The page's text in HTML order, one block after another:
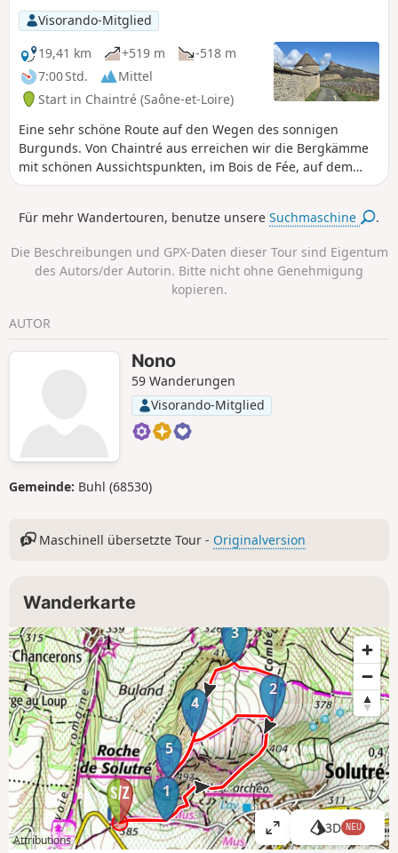
Visorando-Mitglied
19,41 km
+519 m
-518 m
7:00 Std.
Mittel
Start in Chaintré (Saône-et-Loire)
Eine sehr schöne Route auf den Wegen des sonnigen
Burgunds. Von Chaintré aus erreichen wir die Bergkämme
mit schönen Aussichtspunkten, im Bois de Fée, auf dem
Mont de Pouilly und in La Grange du Bois. Unterwegs
Château des Rontés, dem Château de Chasselas, dem
Für mehr Wandertouren, benutze unsereSuchmaschine .
Die Beschreibungen und GPX-Daten dieser Tour sind Eigentum
des Autors/der Autorin. Bitte nicht ohne Genehmigung
kopieren.
AUTOR
Nono
59 Wanderungen
Visorando-Mitglied
Gemeinde: Buhl (68530)
Maschinell übersetzte Tour - Originalversion
Wanderkarte
1
2
3
4
5
Attributions
K
3D NEU